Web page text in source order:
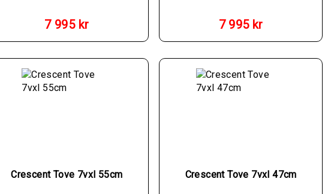
7 995 kr 7 995 kr
Crescent Tove 7vxl 55cm Crescent Tove 7vxl 47cm